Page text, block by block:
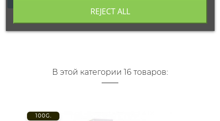
В этой категории 16 товаров:
100G.
REJECT ALL